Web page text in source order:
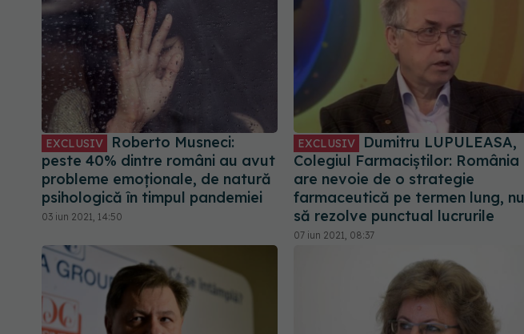
EXCLUSIV
Roberto Musneci:
peste 40% dintre români au avut
probleme emoționale, de natură
psihologică în timpul pandemiei
03 iun 2021, 14:50
EXCLUSIV
Dumitru LUPULEASA,
Colegiul Farmaciștilor: România
are nevoie de o strategie
farmaceutică pe termen lung, nu
să rezolve punctual lucrurile
07 iun 2021, 08:37